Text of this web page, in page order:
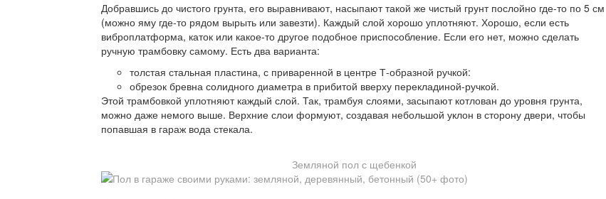
Добравшись до чистого грунта, его выравнивают, насыпают такой же чистый грунт послойно где-то по 5 см
(можно яму где-то рядом вырыть или завезти). Каждый слой хорошо уплотняют. Хорошо, если есть
виброплатформа, каток или какое-то другое подобное приспособление. Если его нет, можно сделать
ручную трамбовку самому. Есть два варианта:
толстая стальная пластина, с приваренной в центре Т-образной ручкой:
обрезок бревна солидного диаметра в прибитой вверху перекладиной-ручкой.
Этой трамбовкой уплотняют каждый слой. Так, трамбуя слоями, засыпают котлован до уровня грунта,
можно даже немого выше. Верхние слои формуют, создавая небольшой уклон в сторону двери, чтобы
попавшая в гараж вода стекала.
Земляной пол с щебенкой